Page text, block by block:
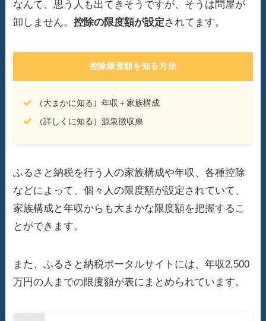
なんて、思う人も出てきそうですが、そうは問屋が
卸しません。控除の限度額が設定されてます。
控除限度額を知る方法
（大まかに知る）年収＋家族構成
（詳しくに知る）源泉徴収票
ふるさと納税を行う人の家族構成や年収、各種控除
などによって、個々人の限度額が設定されていて、
家族構成と年収からも大まかな限度額を把握するこ
とができます。
また、ふるさと納税ポータルサイトには、年収2,500
万円の人までの限度額が表にまとめられています。